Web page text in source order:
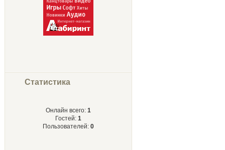
Статистика
Онлайн всего: 1
Гостей: 1
Пользователей: 0